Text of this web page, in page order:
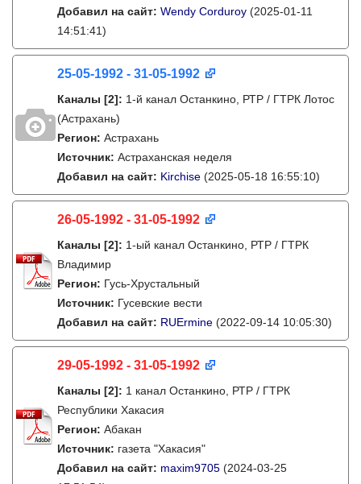
Добавил на сайт: Wendy Corduroy (2025-01-11
14:51:41)
25-05-1992 - 31-05-1992
Каналы [2]: 1-й канал Останкино, РТР / ГТРК Лотос
(Астрахань)
Регион: Астрахань
Источник: Астраханская неделя
Добавил на сайт: Kirchise (2025-05-18 16:55:10)
26-05-1992 - 31-05-1992
Каналы [2]: 1-ый канал Останкино, РТР / ГТРК
Владимир
Регион: Гусь-Хрустальный
Источник: Гусевские вести
Добавил на сайт: RUErmine (2022-09-14 10:05:30)
29-05-1992 - 31-05-1992
Каналы [2]: 1 канал Останкино, РТР / ГТРК
Республики Хакасия
Регион: Абакан
Источник: газета "Хакасия"
Добавил на сайт: maxim9705 (2024-03-25